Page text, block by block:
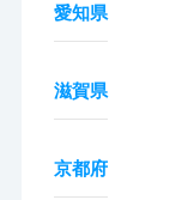
愛知県
滋賀県
京都府